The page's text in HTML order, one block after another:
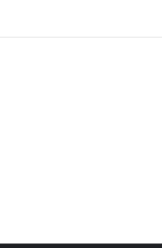
le titre